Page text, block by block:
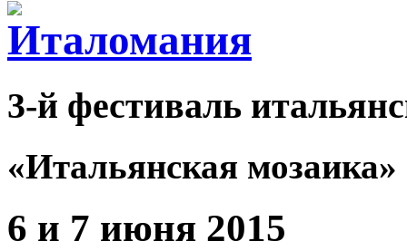
3-й фестиваль
«Итальянская мозаика»
6 и 7 июня 2015